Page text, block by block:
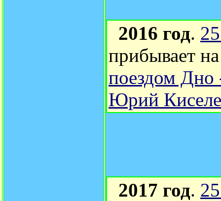
2016 год.
прибывает
поездом Дно
Юрий
2017 год.